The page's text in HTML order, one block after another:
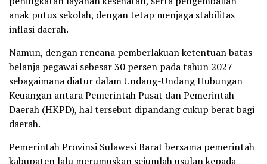
anak putus sekolah, dengan tetap menjaga stabilitas
inflasi daerah.
Namun, dengan rencana pemberlakuan ketentuan batas
belanja pegawai sebesar 30 persen pada tahun 2027
sebagaimana diatur dalam Undang-Undang Hubungan
Keuangan antara Pemerintah Pusat dan Pemerintah
Daerah (HKPD), hal tersebut dipandang cukup berat bagi
daerah.
Pemerintah Provinsi Sulawesi Barat bersama pemerintah
kabupaten lalu merumuskan sejumlah usulan kepada